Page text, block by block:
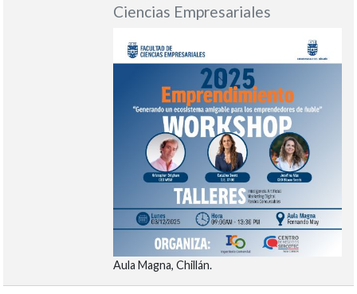
Ciencias Empresariales
Aula Magna, Chillán.